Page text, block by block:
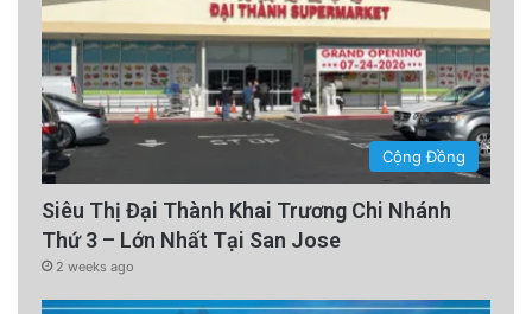
Cộng Đồng
Siêu Thị Đại Thành Khai Trương Chi Nhánh
Thứ 3 – Lớn Nhất Tại San Jose
2 weeks ago